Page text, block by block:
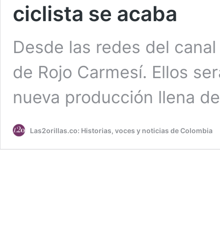
ciclista se acaba
Desde las redes del
de Rojo Carmesí. Ellos
nueva producción llena
Las2orillas.co: Historias, voces y noticias de Colombia